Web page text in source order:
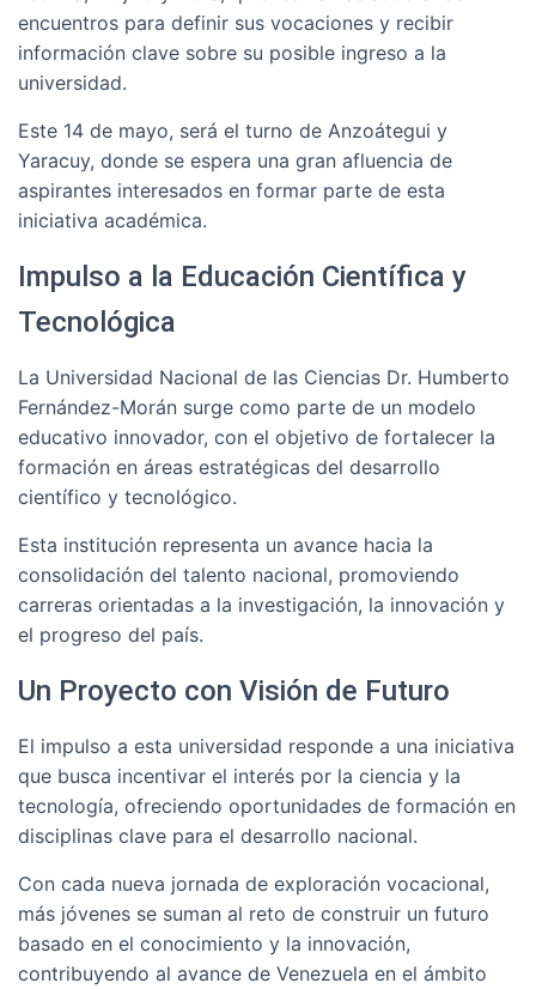
encuentros para definir sus vocaciones y recibir
información clave sobre su posible ingreso a la
universidad.
Este 14 de mayo, será el turno de Anzoátegui y
Yaracuy, donde se espera una gran afluencia de
aspirantes interesados en formar parte de esta
iniciativa académica.
Impulso a la Educación Científica y
Tecnológica
La Universidad Nacional de las Ciencias Dr. Humberto
Fernández-Morán surge como parte de un modelo
educativo innovador, con el objetivo de fortalecer la
formación en áreas estratégicas del desarrollo
científico y tecnológico.
Esta institución representa un avance hacia la
consolidación del talento nacional, promoviendo
carreras orientadas a la investigación, la innovación y
el progreso del país.
Un Proyecto con Visión de Futuro
El impulso a esta universidad responde a una iniciativa
que busca incentivar el interés por la ciencia y la
tecnología, ofreciendo oportunidades de formación en
disciplinas clave para el desarrollo nacional.
Con cada nueva jornada de exploración vocacional,
más jóvenes se suman al reto de construir un futuro
basado en el conocimiento y la innovación,
contribuyendo al avance de Venezuela en el ámbito